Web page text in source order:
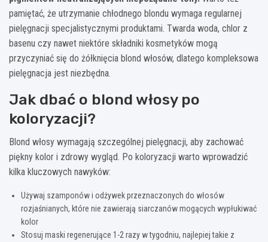
pamiętać, że utrzymanie chłodnego blondu wymaga regularnej
pielęgnacji specjalistycznymi produktami. Twarda woda, chlor z
basenu czy nawet niektóre składniki kosmetyków mogą
przyczyniać się do żółknięcia blond włosów, dlatego kompleksowa
pielęgnacja jest niezbędna.
Jak dbać o blond włosy po
koloryzacji?
Blond włosy wymagają szczególnej pielęgnacji, aby zachować
piękny kolor i zdrowy wygląd. Po koloryzacji warto wprowadzić
kilka kluczowych nawyków:
Używaj szamponów i odżywek przeznaczonych do włosów
rozjaśnianych, które nie zawierają siarczanów mogących wypłukiwać
kolor
Stosuj maski regenerujące 1-2 razy w tygodniu, najlepiej takie z